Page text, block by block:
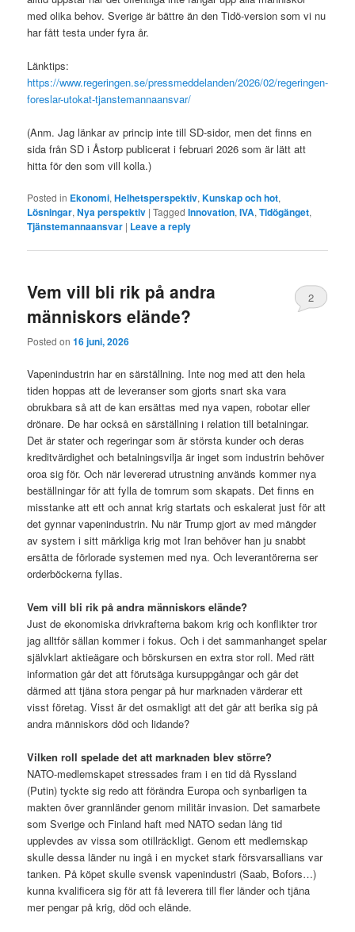
med olika behov. Sverige är bättre än den Tidö-version som vi nu
har fått testa under fyra år.
Länktips:
https://www.regeringen.se/pressmeddelanden/2026/02/regeringen-
foreslar-utokat-tjanstemannaansvar/
(Anm. Jag länkar av princip inte till SD-sidor, men det finns en
sida från SD i Åstorp publicerat i februari 2026 som är lätt att
hitta för den som vill kolla.)
Posted in Ekonomi,Helhetsperspektiv,Kunskap och hot,
Lösningar,Nya perspektiv |Tagged Innovation,IVA,Tidögänget,
Tjänstemannaansvar | Leave a reply
Vem vill bli rik på andra
människors elände?
Posted on16 juni, 2026
2
Vapenindustrin har en särställning. Inte nog med att den hela
tiden hoppas att de leveranser som gjorts snart ska vara
obrukbara så att de kan ersättas med nya vapen, robotar eller
drönare. De har också en särställning i relation till betalningar.
Det är stater och regeringar som är största kunder och deras
kreditvärdighet och betalningsvilja är inget som industrin behöver
oroa sig för. Och när levererad utrustning används kommer nya
beställningar för att fylla de tomrum som skapats. Det finns en
misstanke att ett och annat krig startats och eskalerat just för att
det gynnar vapenindustrin. Nu när Trump gjort av med mängder
av system i sitt märkliga krig mot Iran behöver han ju snabbt
ersätta de förlorade systemen med nya. Och leverantörerna ser
orderböckerna fyllas.
Vem vill bli rik på andra människors elände?
Just de ekonomiska drivkrafterna bakom krig och konflikter tror
jag alltför sällan kommer i fokus. Och i det sammanhanget spelar
självklart aktieägare och börskursen en extra stor roll. Med rätt
information går det att förutsäga kursuppgångar och går det
därmed att tjäna stora pengar på hur marknaden värderar ett
visst företag. Visst är det osmakligt att det går att berika sig på
andra människors död och lidande?
Vilken roll spelade det att marknaden blev större?
NATO-medlemskapet stressades fram i en tid då Ryssland
(Putin) tyckte sig redo att förändra Europa och synbarligen ta
makten över grannländer genom militär invasion. Det samarbete
som Sverige och Finland haft med NATO sedan lång tid
upplevdes av vissa som otillräckligt. Genom ett medlemskap
skulle dessa länder nu ingå i en mycket stark försvarsallians var
tanken. På köpet skulle svensk vapenindustri (Saab, Bofors…)
kunna kvalificera sig för att få leverera till fler länder och tjäna
mer pengar på krig, död och elände.